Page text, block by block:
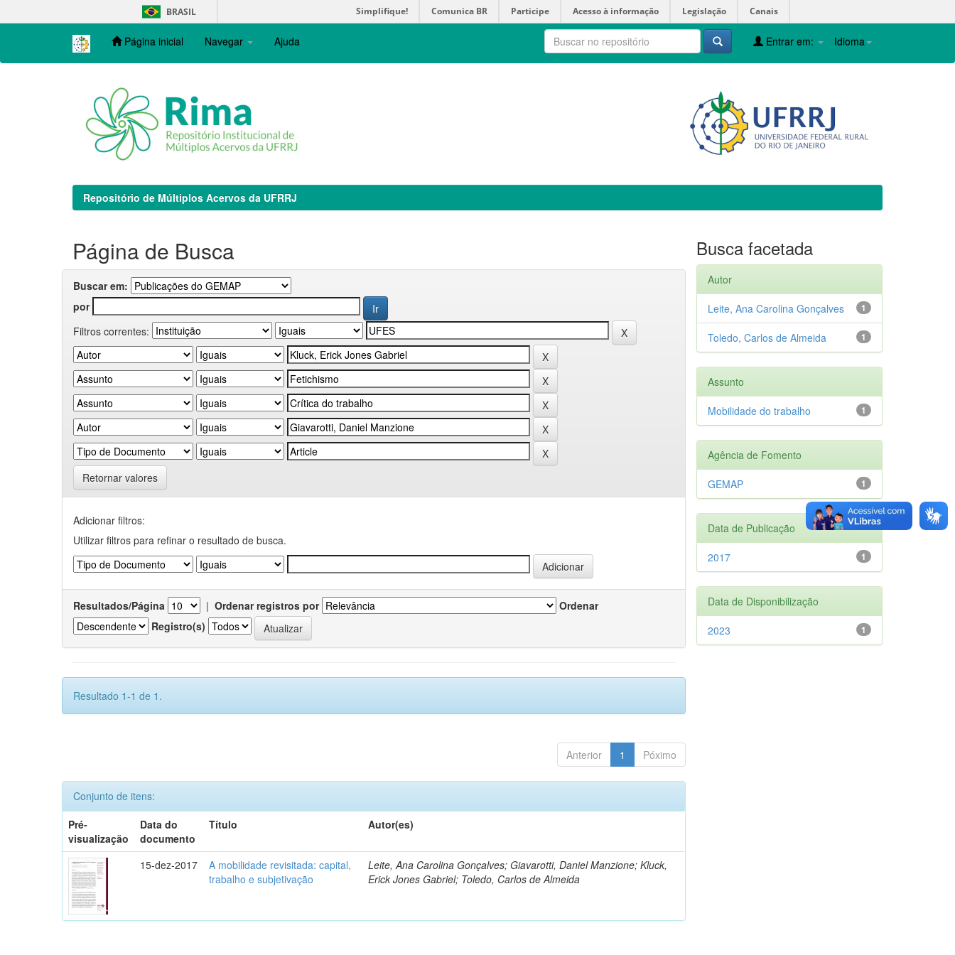
navigation
BRASIL Simplifique! Comunica BR Participe Acesso à informação Legislação Canais
Página inicial Navegar Ajuda Idioma
Entrar em:
Repositório de Múltiplos Acervos da UFRRJ
Página de Busca
Buscar em:
por
Filtros correntes:
Retornar valores
Adicionar filtros:
Utilizar filtros para refinar o resultado de busca.
Resultados/Página | Ordenar registros por
Ordenar
Registro(s)
Resultado 1-1 de 1.
Anterior 1 Póximo
Conjunto de itens:
Pré-
visualização
Data do
documento
Título Autor(es)
15-dez-2017
A mobilidade revisitada: capital,
trabalho e subjetivação
Leite, Ana Carolina Gonçalves; Giavarotti, Daniel Manzione; Kluck,
Erick Jones Gabriel; Toledo, Carlos de Almeida
Busca facetada
Autor
1
Leite, Ana Carolina Gonçalves
1
Toledo, Carlos de Almeida
Assunto
1
Mobilidade do trabalho
Agência de Fomento
1
GEMAP
Data de Publicação
1
2017
Data de Disponibilização
1
2023